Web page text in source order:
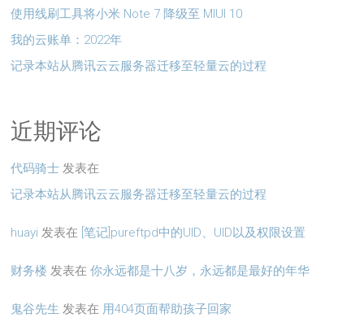
使用线刷工具将小米 Note 7 降级至 MIUI 10
我的云账单：2022年
记录本站从腾讯云云服务器迁移至轻量云的过程
近期评论
代码骑士 发表在
记录本站从腾讯云云服务器迁移至轻量云的过程
huayi 发表在 [笔记]pureftpd中的UID、UID以及权限设置
财务楼 发表在你永远都是十八岁，永远都是最好的年华
鬼谷先生 发表在 用404页面帮助孩子回家